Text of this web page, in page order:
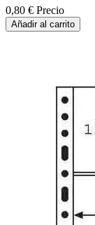
0,80 € Precio
Añadir al carrito